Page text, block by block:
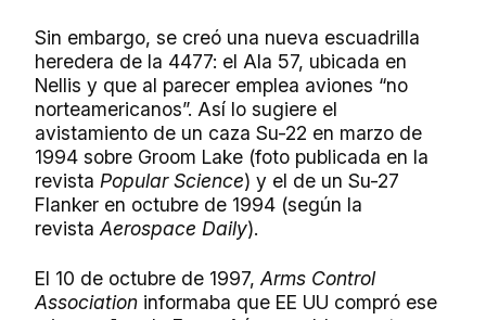
Sin embargo, se creó una nueva escuadrilla
heredera de la 4477: el Ala 57, ubicada en
Nellis y que al parecer emplea aviones “no
norteamericanos”. Así lo sugiere el
avistamiento de un caza Su-22 en marzo de
1994 sobre Groom Lake (foto publicada en la
revista Popular Science) y el de un Su-27
Flanker en octubre de 1994 (según la
revista Aerospace Daily).
El 10 de octubre de 1997, Arms Control
Association informaba que EE UU compró ese